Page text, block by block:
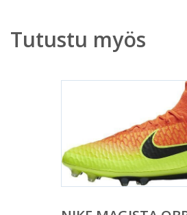
Tutustu myös